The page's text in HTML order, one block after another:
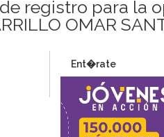
registro para la
OMAR
Ent�rate